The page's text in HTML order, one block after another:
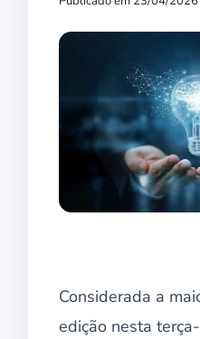
Considerada a
edição nesta